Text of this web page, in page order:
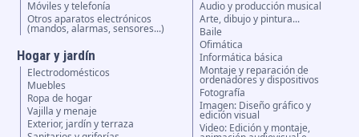
Móviles y telefonía
Otros aparatos electrónicos
(mandos, alarmas, sensores...)
Hogar y jardín
Electrodomésticos
Muebles
Ropa de hogar
Vajilla y menaje
Exterior, jardín y terraza
Audio y producción musical
Arte, dibujo y pintura...
Baile
Ofimática
Informática básica
Montaje y reparación de
ordenadores y dispositivos
Fotografía
Imagen: Diseño gráfico y
edición visual
Video: Edición y montaje,